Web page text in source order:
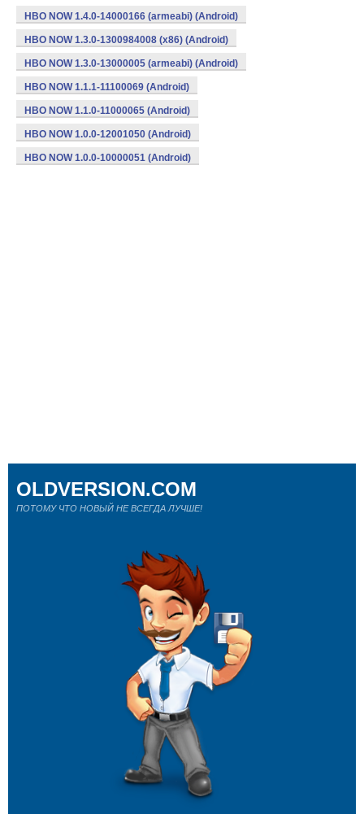
HBO NOW 1.4.0-14000166 (armeabi) (Android)
HBO NOW 1.3.0-1300984008 (x86) (Android)
HBO NOW 1.3.0-13000005 (armeabi) (Android)
HBO NOW 1.1.1-11100069 (Android)
HBO NOW 1.1.0-11000065 (Android)
HBO NOW 1.0.0-12001050 (Android)
HBO NOW 1.0.0-10000051 (Android)
OLDVERSION.COM
ПОТОМУ ЧТО НОВЫЙ НЕ ВСЕГДА ЛУЧШЕ!